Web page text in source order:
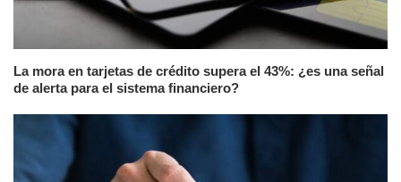
La mora en tarjetas de crédito supera el 43%: ¿es una señal
de alerta para el sistema financiero?